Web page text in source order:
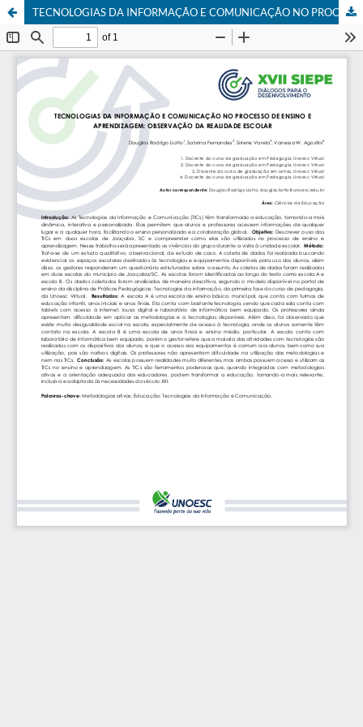
TECNOLOGIAS DA INFORMAÇÃO E COMUNICAÇÃO NO PROCESSO DE ENSINO E APRENDIZAGEM: OBSERVAÇÃO DA REALIDADE ESCOLAR